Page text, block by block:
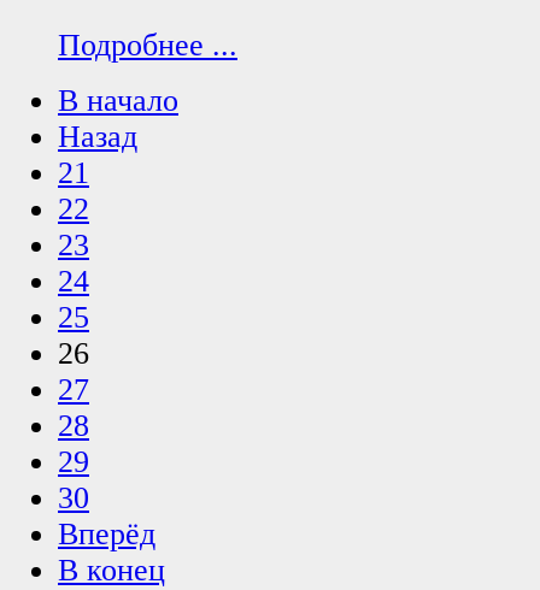
Подробнее ...
В начало
Назад
21
22
23
24
25
26
27
28
29
30
Вперёд
В конец